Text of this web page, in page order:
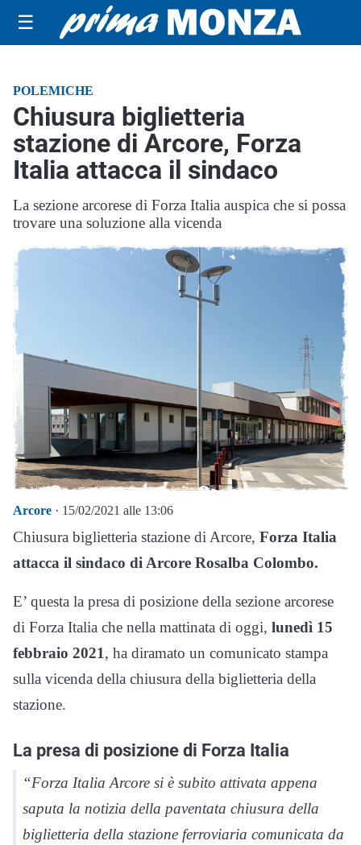
☰
POLEMICHE
Chiusura biglietteria
stazione di Arcore, Forza
Italia attacca il sindaco
La sezione arcorese di Forza Italia auspica che si possa
trovare una soluzione alla vicenda
Arcore · 15/02/2021 alle 13:06
Chiusura biglietteria stazione di Arcore, Forza Italia
attacca il sindaco di Arcore Rosalba Colombo.
E’ questa la presa di posizione della sezione arcorese
di Forza Italia che nella mattinata di oggi, lunedì 15
febbraio 2021, ha diramato un comunicato stampa
sulla vicenda della chiusura della biglietteria della
stazione.
La presa di posizione di Forza Italia
“Forza Italia Arcore si è subito attivata appena
saputa la notizia della paventata chiusura della
biglietteria della stazione ferroviaria comunicata da